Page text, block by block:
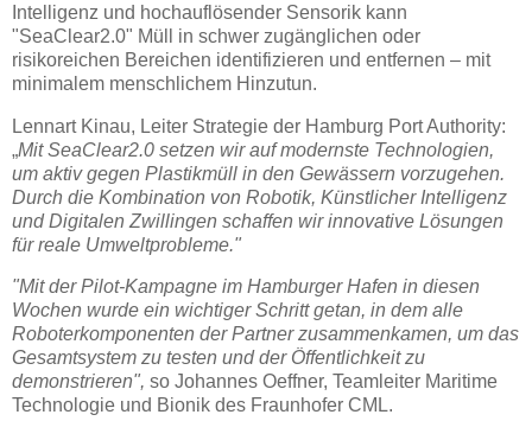
Intelligenz und hochauflösender Sensorik kann
"SeaClear2.0" Müll in schwer zugänglichen oder
risikoreichen Bereichen identifizieren und entfernen – mit
minimalem menschlichem Hinzutun.
Lennart Kinau, Leiter Strategie der Hamburg Port Authority:
„Mit SeaClear2.0 setzen wir auf modernste Technologien,
um aktiv gegen Plastikmüll in den Gewässern vorzugehen.
Durch die Kombination von Robotik, Künstlicher Intelligenz
und Digitalen Zwillingen schaffen wir innovative Lösungen
für reale Umweltprobleme."
"Mit der Pilot-Kampagne im Hamburger Hafen in diesen
Wochen wurde ein wichtiger Schritt getan, in dem alle
Roboterkomponenten der Partner zusammenkamen, um das
Gesamtsystem zu testen und der Öffentlichkeit zu
demonstrieren", so Johannes Oeffner, Teamleiter Maritime
Technologie und Bionik des Fraunhofer CML.